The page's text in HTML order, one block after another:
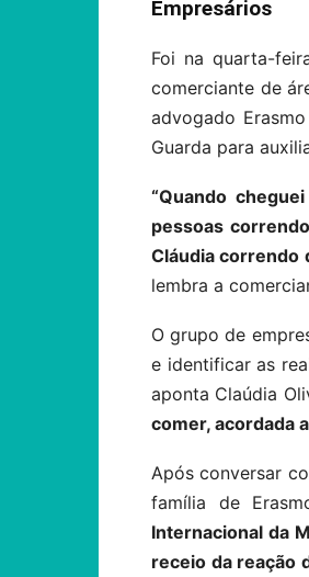
Empresários
Foi na quarta-
comerciante de
advogado
Guarda para
“Quando
pessoas
Cláudia correndo
lembra a
O grupo de
e identificar as
aponta Claúdia
comer, acordada
Após conversar
família de
Internacional da
receio da reação